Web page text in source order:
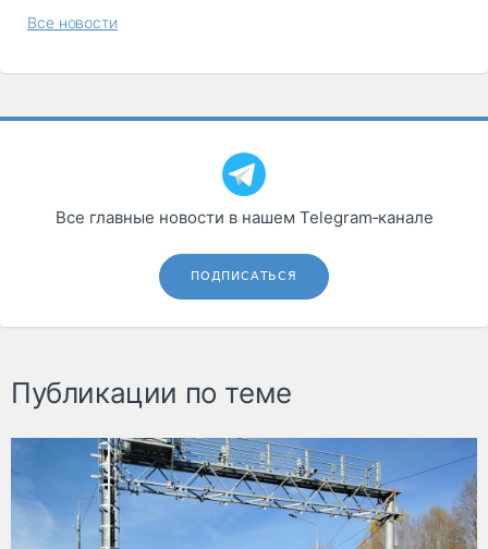
Все новости
Все главные новости в нашем Telegram‑канале
ПОДПИСАТЬСЯ
Публикации по теме